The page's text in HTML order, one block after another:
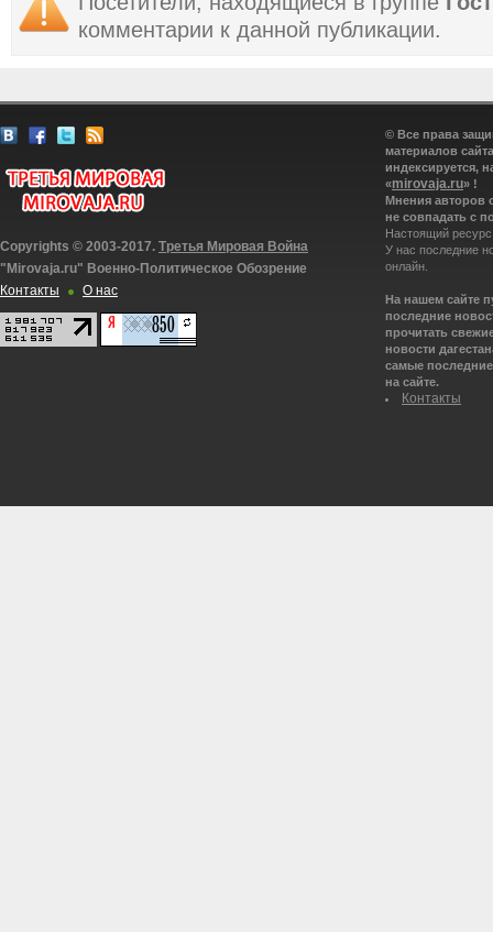
комментарии к данной публикации.
Copyrights © 2003-2017. Третья Мировая Война
"Mirovaja.ru" Военно-Политическое Обозрение
Контакты
О нас
© Все права
материалов
индексируется,
«mirovaja.ru» !
Мнения авторов
не совпадать с
Настоящий
У нас последние
онлайн.
На нашем сайте
последние
прочитать
новости
самые
на сайте.
Контакты